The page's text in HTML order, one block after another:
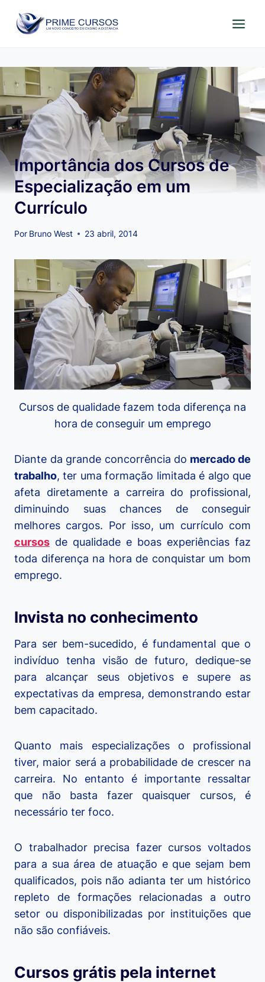
para
Importância dos Cursos de
Especialização em um
Currículo
Por Bruno West 23 abril, 2014
Cursos de qualidade fazem toda diferença na
hora de conseguir um emprego
Diante da grande concorrência do mercado de
trabalho, ter uma formação limitada é algo que
afeta diretamente a carreira do profissional,
diminuindo suas chances de conseguir
melhores cargos. Por isso, um currículo com
cursos de qualidade e boas experiências faz
toda diferença na hora de conquistar um bom
emprego.
Invista no conhecimento
Para ser bem-sucedido, é fundamental que o
indivíduo tenha visão de futuro, dedique-se
para alcançar seus objetivos e supere as
expectativas da empresa, demonstrando estar
bem capacitado.
Quanto mais especializações o profissional
tiver, maior será a probabilidade de crescer na
carreira. No entanto é importante ressaltar
que não basta fazer quaisquer cursos, é
necessário ter foco.
O trabalhador precisa fazer cursos voltados
para a sua área de atuação e que sejam bem
qualificados, pois não adianta ter um histórico
repleto de formações relacionadas a outro
setor ou disponibilizadas por instituições que
não são confiáveis.
Cursos grátis pela internet